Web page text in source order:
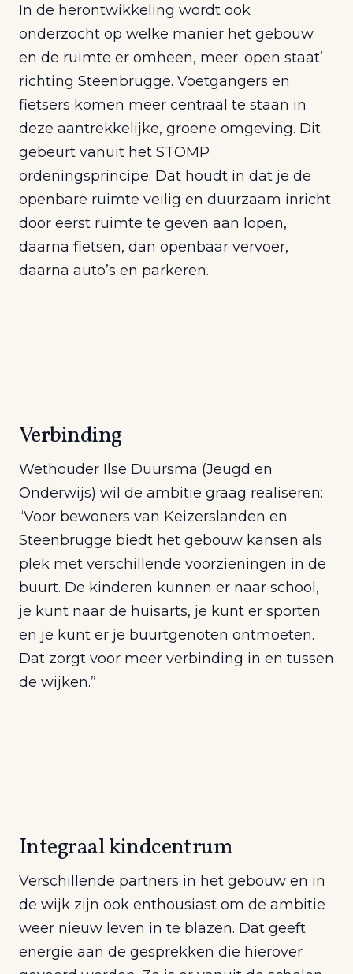
In de herontwikkeling wordt ook
onderzocht op welke manier het gebouw
en de ruimte er omheen, meer ‘open staat’
richting Steenbrugge. Voetgangers en
fietsers komen meer centraal te staan in
deze aantrekkelijke, groene omgeving. Dit
gebeurt vanuit het STOMP
ordeningsprincipe. Dat houdt in dat je de
openbare ruimte veilig en duurzaam inricht
door eerst ruimte te geven aan lopen,
daarna fietsen, dan openbaar vervoer,
daarna auto’s en parkeren.
Verbinding
Wethouder Ilse Duursma (Jeugd en
Onderwijs) wil de ambitie graag realiseren:
“Voor bewoners van Keizerslanden en
Steenbrugge biedt het gebouw kansen als
plek met verschillende voorzieningen in de
buurt. De kinderen kunnen er naar school,
je kunt naar de huisarts, je kunt er sporten
en je kunt er je buurtgenoten ontmoeten.
Dat zorgt voor meer verbinding in en tussen
de wijken.”
Integraal kindcentrum
Verschillende partners in het gebouw en in
de wijk zijn ook enthousiast om de ambitie
weer nieuw leven in te blazen. Dat geeft
energie aan de gesprekken die hierover